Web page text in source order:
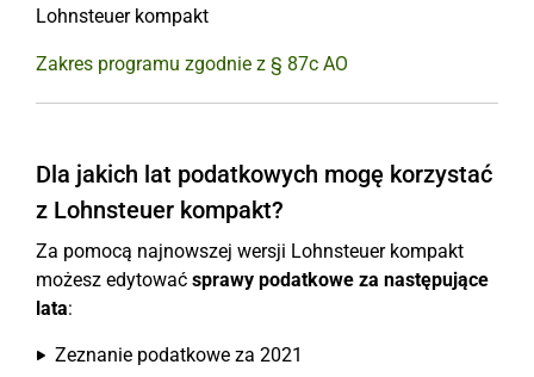
Lohnsteuer kompakt
Zakres programu zgodnie z § 87c AO
Dla jakich lat podatkowych mogę korzystać
z Lohnsteuer kompakt?
Za pomocą najnowszej wersji Lohnsteuer kompakt
możesz edytować sprawy podatkowe za następujące
lata:
Zeznanie podatkowe za 2021